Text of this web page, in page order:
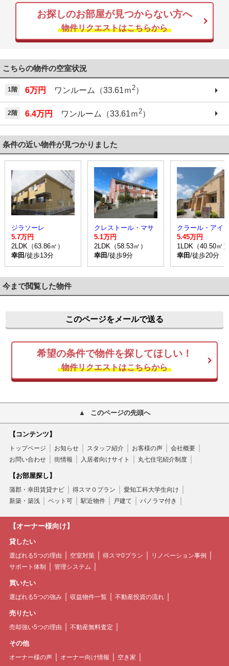
お探しのお部屋が見つからない方へ
物件リクエストはこちらから
こちらの物件の空室状況
1階 6万円 ワンルーム（33.61ｍ2）
2階 6.4万円 ワンルーム（33.61ｍ 2）
条件の近い物件が見つかりました
ジラソーレ
5.7万円
2LDK（63.86㎡）
幸田 /徒歩13分
クレストール・マサ
5.1万円
2LDK（58.53㎡）
幸田 /徒歩9分
クラール・アイ
5.45万円
1LDK（40.50㎡）
幸田 /徒歩20分
今まで閲覧した物件
このページをメールで送る
希望の条件で物件を探してほしい！
物件リクエストはこちらから
このページの先頭へ
【コンテンツ】
トップページ お知らせ スタッフ紹介 お客様の声
会社概要
お問い合わせ
街情報 入居者向けサイト 丸七住宅紹介制度
【お部屋探し】
蒲郡・幸田賃貸ナビ 得スマ０プラン
愛知工科大学生向け
新築・築浅
ペット可 駅近物件 戸建て パノラマ付き
【オーナー様向け】
貸したい
選ばれる5つの理由 空室対策 得スマ0プラン
リノベーション事例
サポート体制
管理システム
買いたい
選ばれる5つの強み 収益物件一覧 不動産投資の流れ
売りたい
売却強い5つの理由 不動産無料査定
その他
オーナー様の声 オーナー向け情報 空き家